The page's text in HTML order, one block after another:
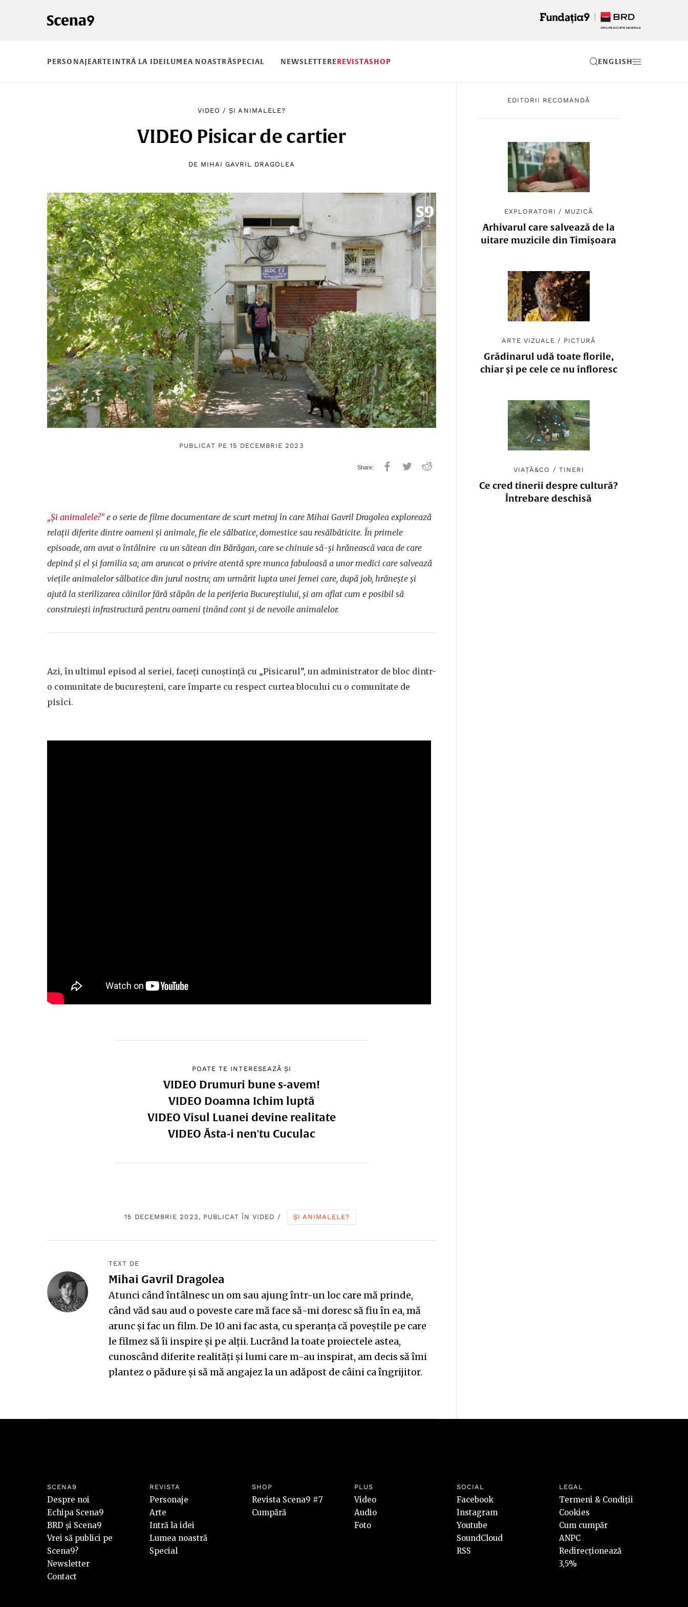
PERSONAJEARTEINTRĂ LA IDEILUMEA NOASTRĂSPECIAL NEWSLETTEREREVISTASHOP EN
VIDEO /ȘI ANIMALELE?
VIDEO Pisicar de cartier
DE MIHAI GAVRIL DRAGOLEA
PUBLICAT PE 15 DECEMBRIE 2023
„Și animalele?” e o serie de filme documentare de scurt metraj în care Mihai Gavril Dragolea explorează
relații diferite dintre oameni și animale, fie ele sălbatice, domestice sau resălbăticite. În primele
episoade, am avut o întâlnire cu un sătean din Bărăgan, care se chinuie să-și hrănească vaca de care
depind și el și familia sa; am aruncat o privire atentă spre munca fabuloasă a unor medici care salvează
viețile animalelor sălbatice din jurul nostru; am urmărit lupta unei femei care, după job, hrănește și
ajută la sterilizarea câinilor fără stăpân de la periferia Bucureștiului, și am aflat cum e posibil să
construiești infrastructură pentru oameni ținând cont și de nevoile animalelor.
Azi, în ultimul episod al seriei, faceți cunoștință cu „Pisicarul”, un administrator de bloc dintr-
o comunitate de bucureșteni, care împarte cu respect curtea blocului cu o comunitate de
pisici.
POATE TE INTERESEAZĂ ȘI
VIDEO Drumuri bune s-avem!
VIDEO Doamna Ichim luptă
VIDEO Visul Luanei devine realitate
VIDEO Ăsta-i nen'tu Cuculac
15 DECEMBRIE 2023, PUBLICAT ÎNVIDEO / ȘI ANIMALELE?
TEXT DE
Mihai Gavril Dragolea
Atunci când întâlnesc un om sau ajung într-un loc care mă prinde,
când văd sau aud o poveste care mă face să-mi doresc să fiu în ea, mă
arunc și fac un film. De 10 ani fac asta, cu speranța că poveștile pe care
le filmez să îi inspire și pe alții. Lucrând la toate proiectele astea,
cunoscând diferite realități și lumi care m-au inspirat, am decis să îmi
plantez o pădure și să mă angajez la un adăpost de câini ca îngrijitor.
EDITORII RECOMANDĂ
EXPLORATORI / MUZICĂ
Arhivarul care salvează de la
uitare muzicile din Timișoara
ARTE VIZUALE / PICTURĂ
Grădinarul udă toate florile,
chiar și pe cele ce nu înfloresc
VIAȚĂ&CO / TINERI
Ce cred tinerii despre cultură?
Întrebare deschisă
SCENA9
Despre noi
Echipa Scena9
BRD și Scena9
Vrei să publici pe
Scena9?
Newsletter
Contact
REVISTA
Personaje
Arte
Intră la idei
Lumea noastră
Special
SHOP
Revista Scena9 #7
Cumpără
PLUS
Video
Audio
Foto
SOCIAL
Facebook
Instagram
Youtube
SoundCloud
RSS
LEGAL
Termeni & Condiții
Cookies
Cum cumpăr
ANPC
Redirecționează
3,5%